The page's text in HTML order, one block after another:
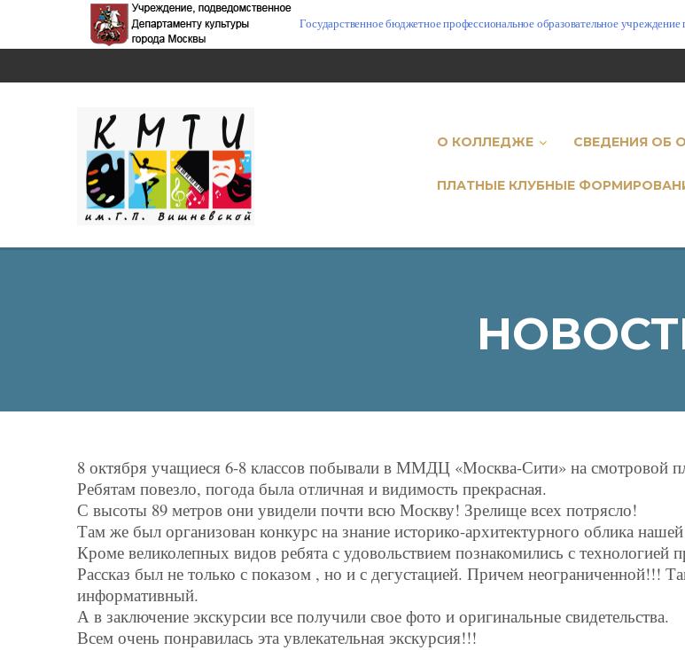
Государственное бюджетное профессиональное образовательное
О КОЛЛЕДЖЕ СВЕДЕНИЯ ОБ
ПЛАТНЫЕ КЛУБНЫЕ
8 октября учащиеся 6-8 классов побывали в ММДЦ «Москва-Сити» на смотровой
Ребятам повезло, погода была отличная и видимость прекрасная.
С высоты 89 метров они увидели почти всю Москву! Зрелище всех потрясло!
Там же был организован конкурс на знание историко-архитектурного облика
Кроме великолепных видов ребята с удовольствием познакомились с технологией
Рассказ был не только с показом , но и с дегустацией. Причем неограниченной!!!
информативный.
А в заключение экскурсии все получили свое фото и оригинальные свидетельства.
Всем очень понравилась эта увлекательная экскурсия!!!